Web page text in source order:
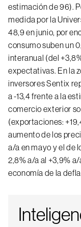
estimación de 96).
medida por la
48,9 en junio, por
consumo suben un
interanual (del
expectativas. En la
inversores Sentix
a -13,4 frente a la
comercio exterior
(exportaciones:
aumento de los
a/a en mayo y el de
2,8% a/a al +3,9%
economía de la